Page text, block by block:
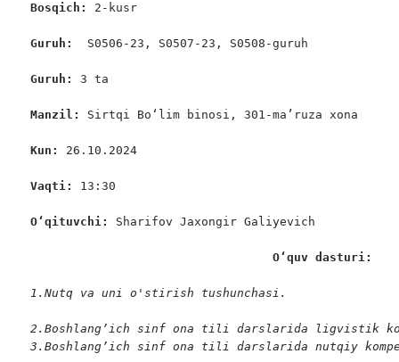
Bosqich: 2-kusr
Guruh: S0506-23, S0507-23, S0508-guruh
Guruh: 3 ta
Manzil: Sirtqi Bo‘lim binosi, 301-ma’ruza xona
Kun: 26.10.2024
Vaqti: 13:30
O‘qituvchi: Sharifov Jaxongir Galiyevich
O‘quv dasturi:
1. Nutq va uni o'stirish tushunchasi.
2.Boshlang’ich sinf ona tili darslarida ligvistik
3.Boshlang’ich sinf ona tili darslarida nutqiy